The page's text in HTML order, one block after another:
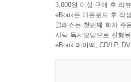
3,000원 이상 구매 후 리
eBook은 다운로드 후 작
클래스는 첫번째 회차 주
사락 독서모임으로 진행
eBook 페이백, CD/LP,